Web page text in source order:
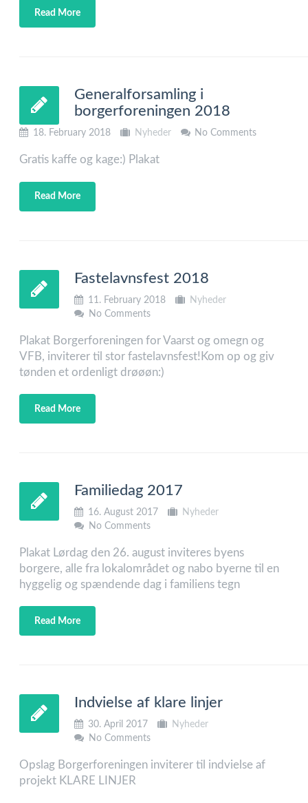
Read More
Generalforsamling i
borgerforeningen 2018
18. February 2018 Nyheder No Comments
Gratis kaffe og kage:) Plakat
Read More
Fastelavnsfest 2018
11. February 2018
Nyheder
No Comments
Plakat Borgerforeningen for Vaarst og omegn og
VFB, inviterer til stor fastelavnsfest!Kom op og giv
tønden et ordenligt drøøøn:)
Read More
Familiedag 2017
16. August 2017
Nyheder
No Comments
Plakat Lørdag den 26. august inviteres byens
borgere, alle fra lokalområdet og nabo byerne til en
hyggelig og spændende dag i familiens tegn
Read More
Indvielse af klare linjer
30. April 2017
Nyheder
No Comments
Opslag Borgerforeningen inviterer til indvielse af
projekt KLARE LINJER